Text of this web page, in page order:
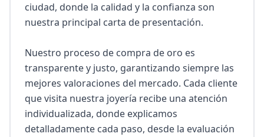
ciudad, donde la calidad y la confianza son
nuestra principal carta de presentación.
Nuestro proceso de compra de oro es
transparente y justo, garantizando siempre las
mejores valoraciones del mercado. Cada cliente
que visita nuestra joyería recibe una atención
individualizada, donde explicamos
detalladamente cada paso, desde la evaluación